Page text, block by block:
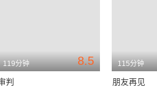
8.5
119分钟
判
115分钟
朋友再见